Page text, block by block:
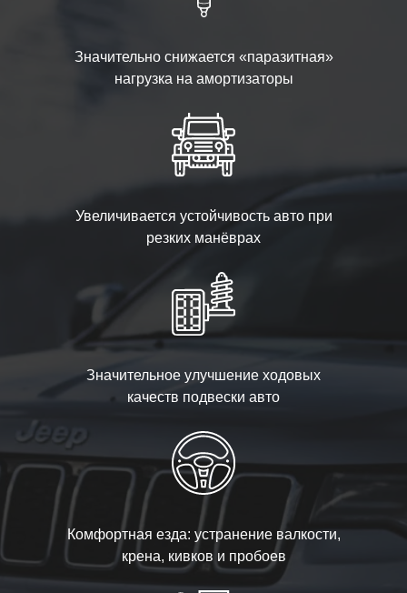
Значительно снижается «паразитная»
нагрузка на амортизаторы
Увеличивается устойчивость авто при
резких манёврах
Значительное улучшение ходовых
качеств подвески авто
Комфортная езда: устранение валкости,
крена, кивков и пробоев